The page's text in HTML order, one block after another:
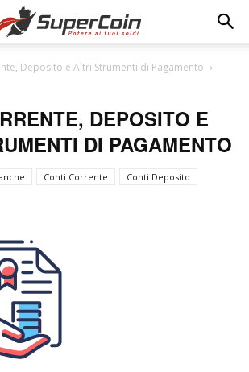
Deposito e Altri Strumenti di Pagamento
DEPOSITO E
DI PAGAMENTO
Conti Corrente Conti Deposito